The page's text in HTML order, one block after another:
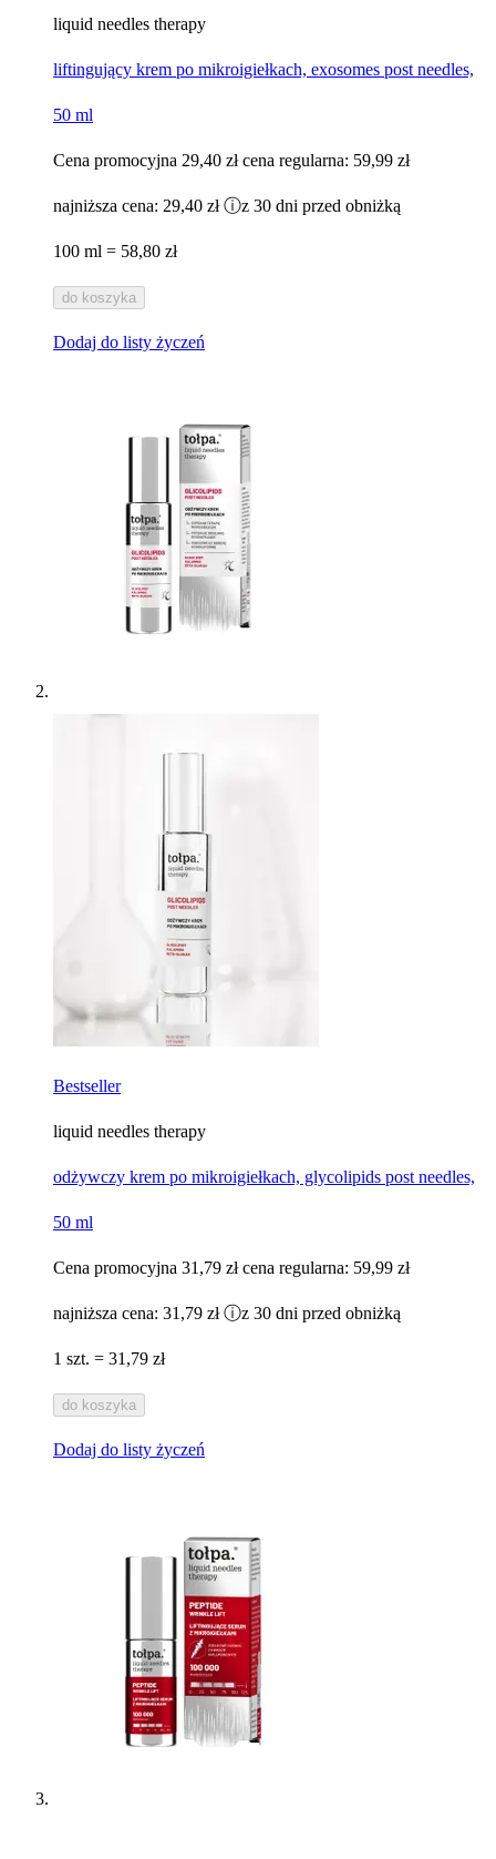
liquid needles therapy
liftingujący krem po mikroigiełkach, exosomes post needles,
50 ml
Cena promocyjna 29,40 zł cena regularna: 59,99 zł
najniższa cena: 29,40 zł ⓘz 30 dni przed obniżką
100 ml = 58,80 zł
do koszyka
Dodaj do listy życzeń
Bestseller
liquid needles therapy
odżywczy krem po mikroigiełkach, glycolipids post needles,
50 ml
Cena promocyjna 31,79 zł cena regularna: 59,99 zł
najniższa cena: 31,79 zł ⓘz 30 dni przed obniżką
1 szt. = 31,79 zł
do koszyka
Dodaj do listy życzeń